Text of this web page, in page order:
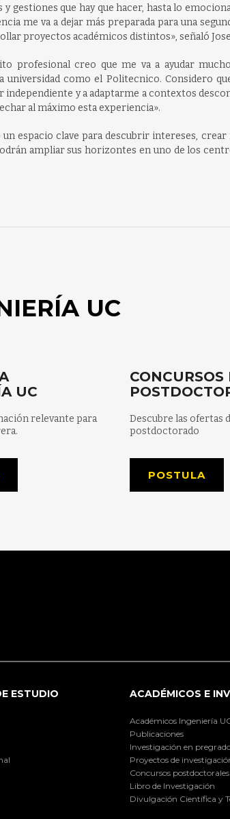
gestiones que hay que hacer, hasta lo
me va a dejar más preparada para una
proyectos académicos distintos», señaló
profesional creo que me va a ayudar
como el Politecnico. Considero
y a adaptarme a contextos
al máximo esta experiencia».
espacio clave para descubrir intereses,
ampliar sus horizontes en uno de los
UC
UC
relevante para
CONCURSOS
Descubre las ofertas
postdoctorado
POSTULA
ESTUDIO ACADÉMICOS E
Académicos Ingeniería
Publicaciones
Investigación en
Proyectos de
Concursos postdoctorales
Libro de Investigación
Divulgación Científica y